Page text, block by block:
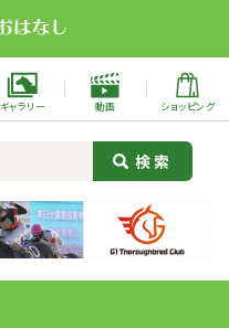
ギャラリー 動画 ショッピング